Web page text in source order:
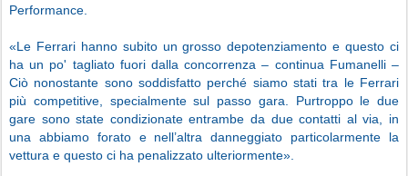
Performance.
«Le Ferrari hanno subito un grosso depotenziamento e questo ci
ha un po' tagliato fuori dalla concorrenza – continua Fumanelli –
Ciò nonostante sono soddisfatto perché siamo stati tra le Ferrari
più competitive, specialmente sul passo gara. Purtroppo le due
gare sono state condizionate entrambe da due contatti al via, in
una abbiamo forato e nell’altra danneggiato particolarmente la
vettura e questo ci ha penalizzato ulteriormente».